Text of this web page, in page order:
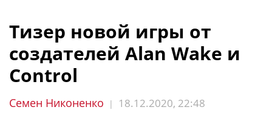
Тизер новой игры от
создателей Alan Wake и
Control
Семен Никоненко | 18.12.2020, 22:48